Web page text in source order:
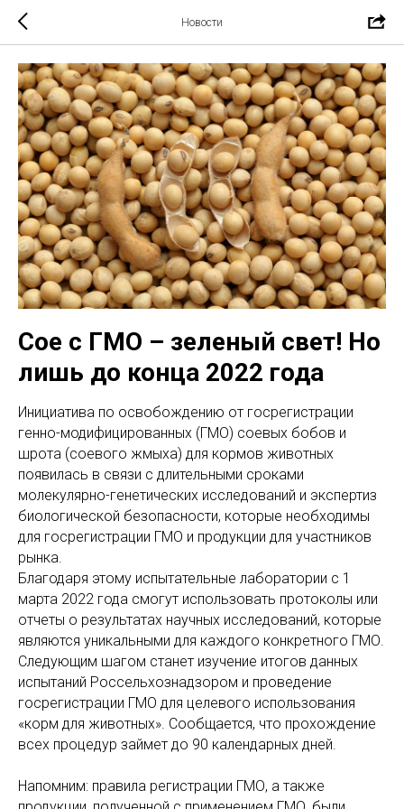
Новости
Сое с ГМО – зеленый свет! Но
лишь до конца 2022 года
Инициатива по освобождению от госрегистрации
генно-модифицированных (ГМО) соевых бобов и
шрота (соевого жмыха) для кормов животных
появилась в связи с длительными сроками
молекулярно-генетических исследований и экспертиз
биологической безопасности, которые необходимы
для госрегистрации ГМО и продукции для участников
рынка.
Благодаря этому испытательные лаборатории с 1
марта 2022 года смогут использовать протоколы или
отчеты о результатах научных исследований, которые
являются уникальными для каждого конкретного ГМО.
Следующим шагом станет изучение итогов данных
испытаний Россельхознадзором и проведение
госрегистрации ГМО для целевого использования
«корм для животных». Сообщается, что прохождение
всех процедур займет до 90 календарных дней.
Напомним: правила регистрации ГМО, а также